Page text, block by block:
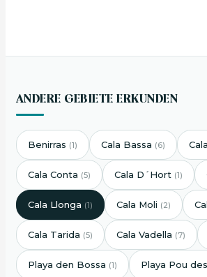
ANDERE GEBIETE ERKUNDEN
Benirras (1) Cala Bassa (6)
Cala Conta (5) Cala D´Hort (1)
Cala Llonga (1) Cala Moli (2)
Cala Tarida (5) Cala Vadella (7)
Playa den Bossa (1) Playa Pou